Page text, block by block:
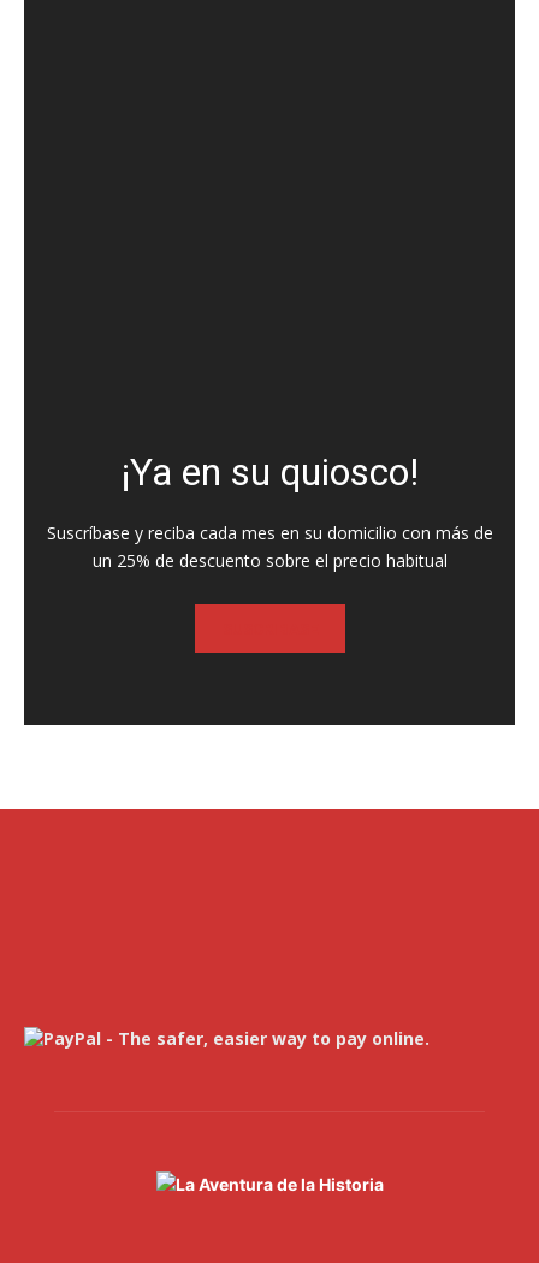
¡Ya en su quiosco!
Suscríbase y reciba cada mes en su domicilio con más de
un 25% de descuento sobre el precio habitual